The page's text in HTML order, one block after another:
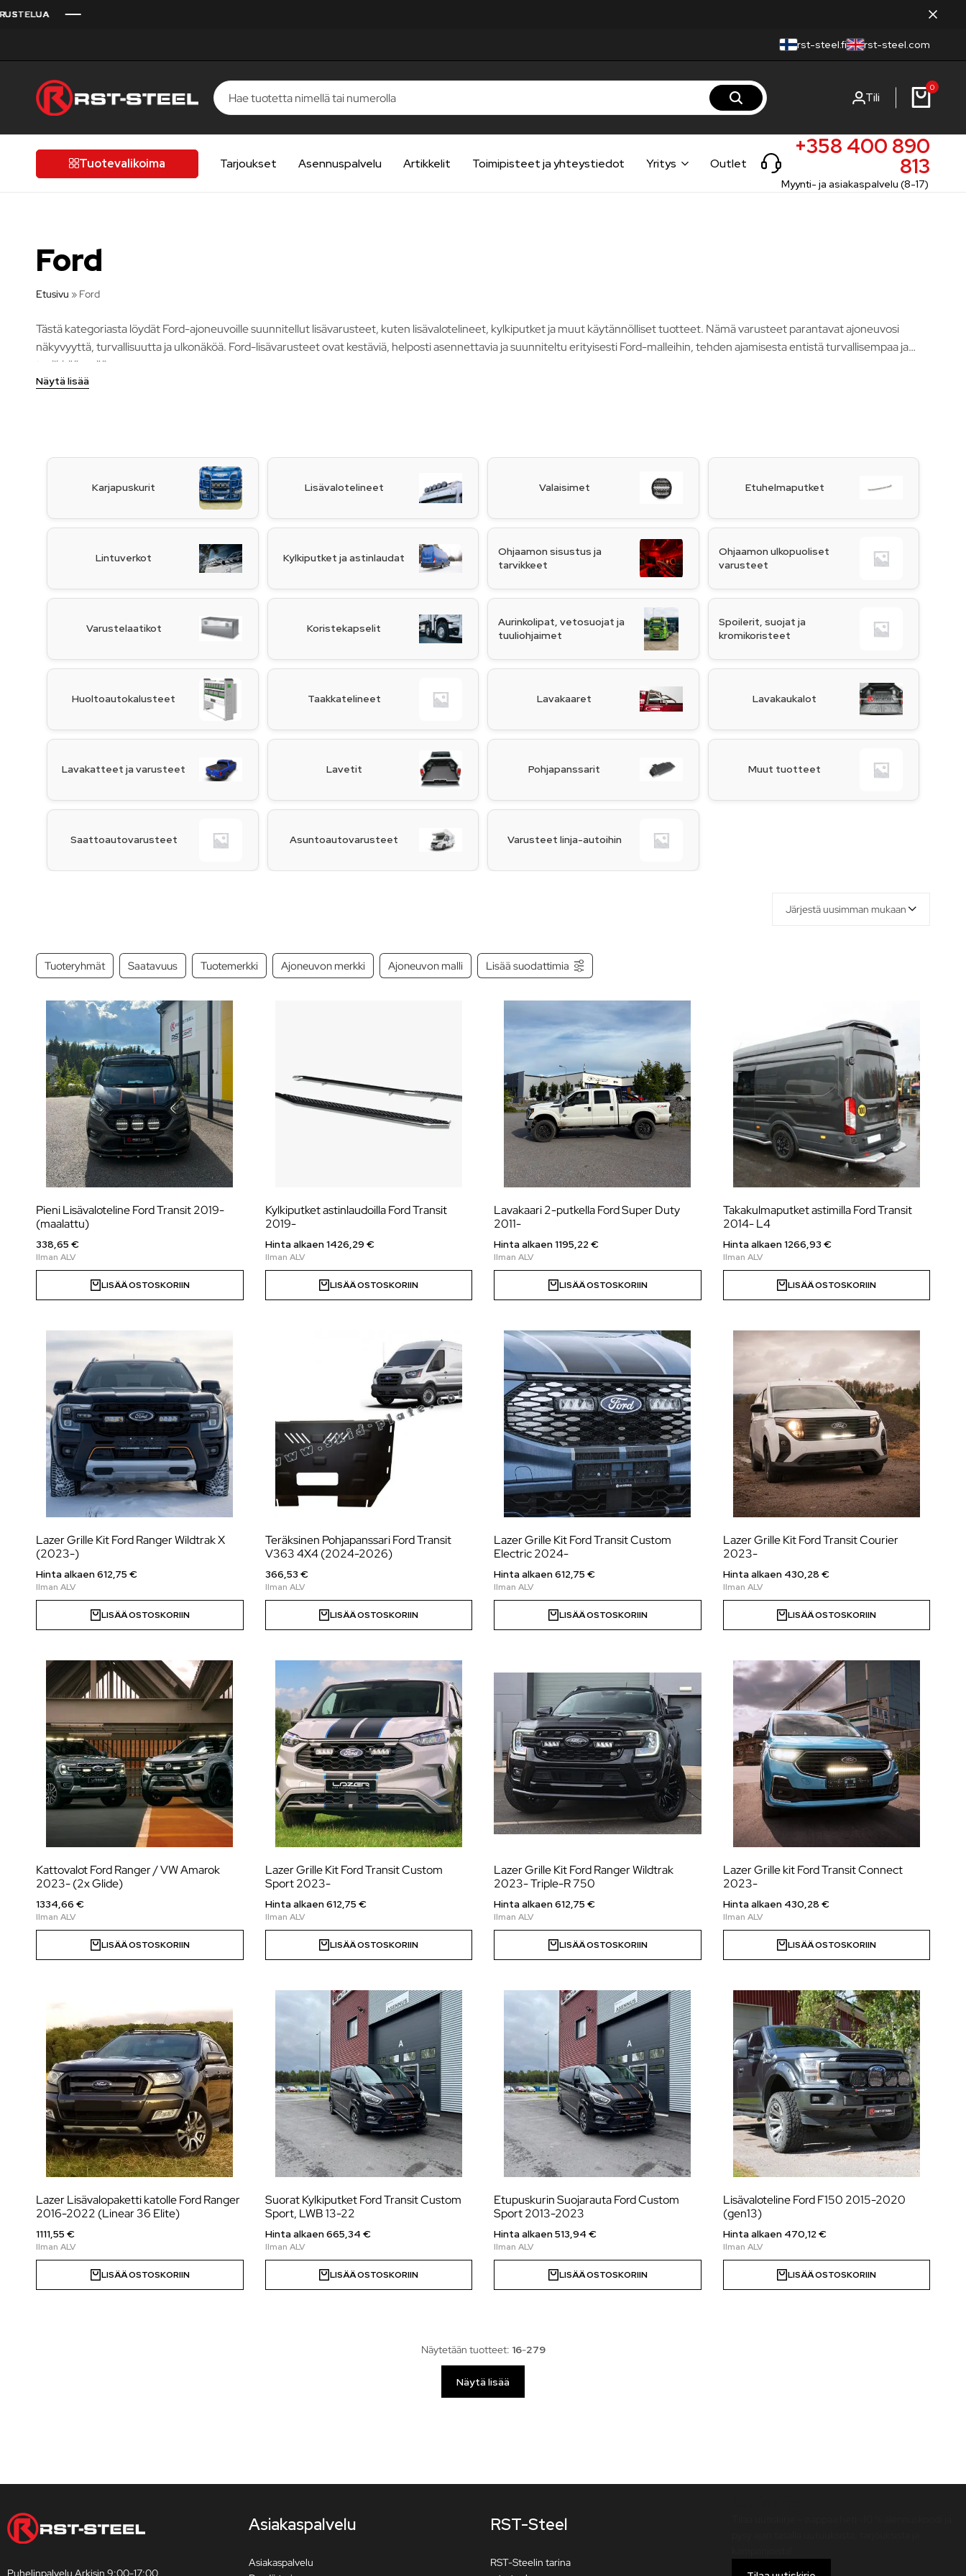
rst-steel.fi rst-steel.com
laatutietoiselle
autoilijalle
Tili
0
Tuotevalikoima Tarjoukset Asennuspalvelu Artikkelit Toimipisteet ja yhteystiedot Yritys Outlet
+358 400 890
813
Myynti- ja asiakaspalvelu (8-17)
Ford
Etusivu » Ford
Tästä kategoriasta löydät Ford-ajoneuvoille suunnitellut lisävarusteet, kuten lisävalotelineet, kylkiputket ja muut käytännölliset tuotteet. Nämä varusteet parantavat ajoneuvosi
näkyvyyttä, turvallisuutta ja ulkonäköä. Ford-lisävarusteet ovat kestäviä, helposti asennettavia ja suunniteltu erityisesti Ford-malleihin, tehden ajamisesta entistä turvallisempaa ja
tyylikkäämpää.
Näytä lisää
Karjapuskurit Lisävalotelineet Valaisimet Etuhelmaputket
Lintuverkot Kylkiputket ja astinlaudat
Ohjaamon sisustus ja
tarvikkeet
Ohjaamon ulkopuoliset
varusteet
Varustelaatikot Koristekapselit
Aurinkolipat, vetosuojat ja
tuuliohjaimet
Spoilerit, suojat ja
kromikoristeet
Huoltoautokalusteet Taakkatelineet Lavakaaret Lavakaukalot
Lavakatteet ja varusteet Lavetit Pohjapanssarit Muut tuotteet
Saattoautovarusteet Asuntoautovarusteet Varusteet linja-autoihin
Järjestä uusimman mukaan
Tuoteryhmät Saatavuus Tuotemerkki Ajoneuvon merkki Ajoneuvon malli Lisää suodattimia
Pieni Lisävaloteline Ford Transit 2019-
(maalattu)
338,65 €
LISÄÄ OSTOSKORIIN
Kylkiputket astinlaudoilla Ford Transit
2019-
Hinta alkaen1426,29 €
LISÄÄ OSTOSKORIIN
Lavakaari 2-putkella Ford Super Duty
2011-
Hinta alkaen1195,22 €
LISÄÄ OSTOSKORIIN
Takakulmaputket astimilla Ford Transit
2014- L4
Hinta alkaen1266,93 €
LISÄÄ OSTOSKORIIN
Lazer Grille Kit Ford Ranger Wildtrak X
(2023-)
Hinta alkaen612,75 €
LISÄÄ OSTOSKORIIN
Teräksinen Pohjapanssari Ford Transit
V363 4X4 (2024-2026)
366,53 €
LISÄÄ OSTOSKORIIN
Lazer Grille Kit Ford Transit Custom
Electric 2024-
Hinta alkaen612,75 €
LISÄÄ OSTOSKORIIN
Lazer Grille Kit Ford Transit Courier
2023-
Hinta alkaen 430,28 €
LISÄÄ OSTOSKORIIN
Kattovalot Ford Ranger / VW Amarok
2023- (2x Glide)
1334,66 €
LISÄÄ OSTOSKORIIN
Lazer Grille Kit Ford Transit Custom
Sport 2023-
Hinta alkaen612,75 €
LISÄÄ OSTOSKORIIN
Lazer Grille Kit Ford Ranger Wildtrak
2023- Triple-R 750
Hinta alkaen612,75 €
LISÄÄ OSTOSKORIIN
Lazer Grille kit Ford Transit Connect
2023-
Hinta alkaen 430,28 €
LISÄÄ OSTOSKORIIN
Lazer Lisävalopaketti katolle Ford Ranger
2016-2022 (Linear 36 Elite)
1111,55 €
LISÄÄ OSTOSKORIIN
Suorat Kylkiputket Ford Transit Custom
Sport, LWB 13-22
Hinta alkaen665,34 €
LISÄÄ OSTOSKORIIN
Etupuskurin Suojarauta Ford Custom
Sport 2013-2023
Hinta alkaen513,94 €
LISÄÄ OSTOSKORIIN
Lisävaloteline Ford F150 2015-2020
(gen13)
Hinta alkaen 470,12 €
LISÄÄ OSTOSKORIIN
Näytetään tuotteet: 16-279
Näytä lisää
Puhelinpalvelu Arkisin 9:00-17:00
Asiakaspalvelu
Asiakaspalvelu
RST-Steel
RST-Steelin tarina